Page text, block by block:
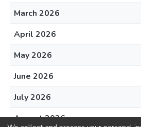
March 2026
April 2026
May 2026
June 2026
July 2026
August 2026